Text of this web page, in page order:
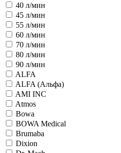
40 л/мин
45 л/мин
55 л/мин
60 л/мин
70 л/мин
80 л/мин
90 л/мин
ALFA
ALFA (Альфа)
AMI INC
Atmos
Bowa
BOWA Medical
Brumaba
Dixion